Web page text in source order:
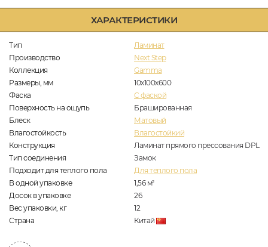
ХАРАКТЕРИСТИКИ
Тип
Ламинат
Производство
Next Step
Коллекция
Gamma
Размеры, мм
10х100х600
Фаска
C фаской
Поверхность на ощупь
Брашированная
Блеск
Матовый
Влагостойкость
Влагостойкий
Конструкция
Ламинат прямого прессования DPL
Тип соединения
Замок
Подходит для теплого пола
Для теплого пола
В одной упаковке
1,56 м2
Досок в упаковке
26
Вес упаковки, кг
12
Страна
Китай